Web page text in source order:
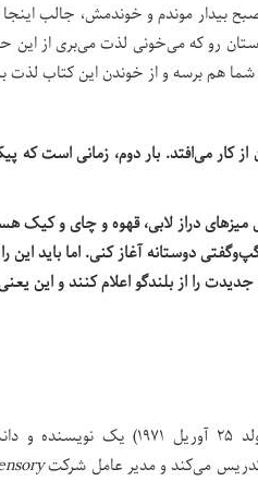
بیدار موندم و خوندمش، جالب
داستان رو که می‌خونی لذت می‌بری از
هم برسه و از خوندن این کتاب لذت
کار می‌افتد. بار دوم، زمانی است که
دراز لابی، قهوه و چای و کیک
دوستانه آغاز کنی. اما باید
را از بلندگو اعلام کنند و این
ادیوید ایگلمن (متولد ۲۵
تدریس می‌کند و مدیر عامل شرکت